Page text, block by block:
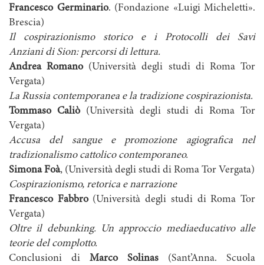
Francesco Germinario. (Fondazione «Luigi Micheletti».
Brescia)
Il cospirazionismo storico e i Protocolli dei Savi
Anzianidi Sion: percorsi di lettura.
Andrea Romano(Università degli studi di Roma Tor
Vergata)
La Russia contemporanea e la tradizione cospirazionista.
Tommaso Caliò(Università degli studi di Roma Tor
Vergata)
Accusa del sangue e promozione agiografica nel
tradizionalismo cattolico contemporaneo.
Simona Foà, (Università degli studi di Roma Tor Vergata)
Cospirazionismo, retorica e narrazione
Francesco Fabbro(Università degli studi di Roma Tor
Vergata)
Oltre il debunking. Un approccio mediaeducativo alle
teorie del complotto.
Conclusioni di Marco Solinas (Sant’Anna. Scuola